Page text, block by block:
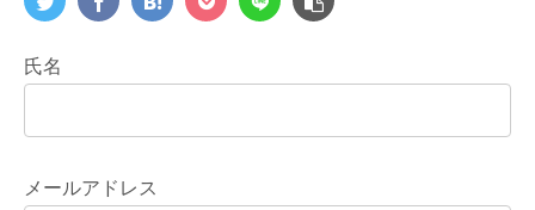
氏名
メールアドレス